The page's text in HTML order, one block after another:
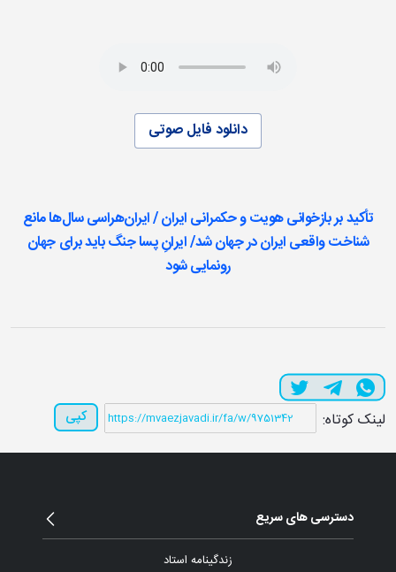
دانلود فایل صوتی
تأکید بر بازخوانی هویت و حکمرانی ایران / ایران‌هراسی سال‌ها مانع
شناخت واقعی ایران در جهان شد/ ایرانِ پسا جنگ باید برای جهان
رونمایی شود
لینک کوتاه: کپی
دسترسی های سریع
زندگینامه استاد